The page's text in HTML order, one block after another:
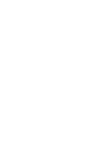
bagus dan kayu